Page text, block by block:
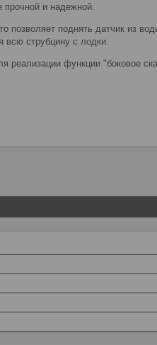
и надежной.
позволяет поднять датчик из
всю струбцину с лодки.
реализации функции "боковое